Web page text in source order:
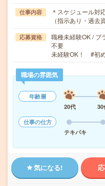
仕事内容
＊スケジュール対
（指示あり・過
応募資格
職種未経験OK / ブ
不要
未経験OK！ #初
職場の雰囲気
年齢層
20代
30
仕事の仕方
テキパキ
気になる!